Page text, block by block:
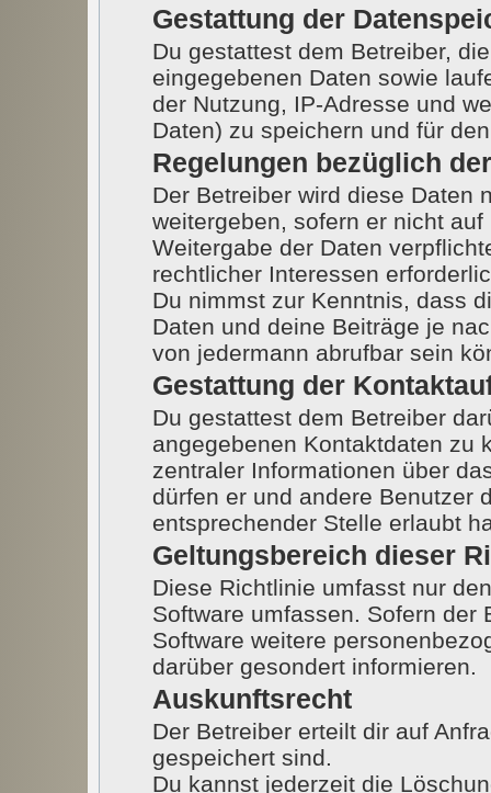
Gestattung der
Du gestattest dem Betreiber,
eingegebenen Daten sowie
der Nutzung, IP-Adresse und
Daten) zu speichern und für
Regelungen bezüglich
Der Betreiber wird diese Daten
weitergeben, sofern er nicht
Weitergabe der Daten
rechtlicher Interessen
Du nimmst zur Kenntnis, dass
Daten und deine Beiträge je
von jedermann abrufbar sein
Gestattung der
Du gestattest dem Betreiber
angegebenen Kontaktdaten zu
zentraler Informationen über
dürfen er und andere Benutzer
entsprechender Stelle erlaubt
Geltungsbereich dieser
Diese Richtlinie umfasst nur
Software umfassen. Sofern der
Software weitere
darüber gesondert informieren.
Auskunftsrecht
Der Betreiber erteilt dir auf
gespeichert sind.
Du kannst jederzeit die